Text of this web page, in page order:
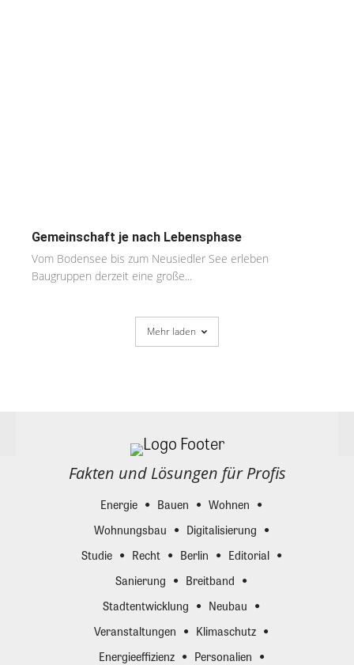
Gemeinschaft je nach Lebensphase
Vom Bodensee bis zum Neusiedler See erleben
Baugruppen derzeit eine große...
Mehr laden
Fakten und Lösungen für Profis
Energie Bauen
Wohnen
Wohnungsbau
Digitalisierung
Studie
Recht Berlin
Editorial
Sanierung
Breitband
Stadtentwicklung
Neubau
Veranstaltungen
Klimaschutz
Energieeffizienz
Personalien